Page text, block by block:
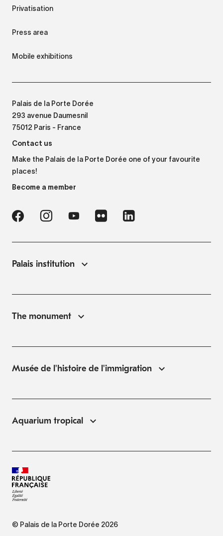
Privatisation
Press area
Mobile exhibitions
Palais de la Porte Dorée
293 avenue Daumesnil
75012 Paris - France
Contact us
Make the Palais de la Porte Dorée one of your favourite
places!
Become a member
Palais institution
The monument
Musée de l'histoire de l'immigration
Aquarium tropical
© Palais de la Porte Dorée 2026